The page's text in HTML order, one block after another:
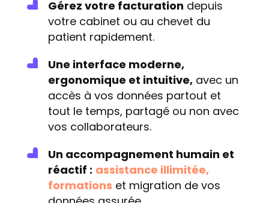
Gérez votre facturation depuis
votre cabinet ou au chevet du
patient rapidement.
Une interface moderne,
ergonomique et intuitive,avec un
accès à vos données partout et
tout le temps, partagé ou non avec
vos collaborateurs.
Un accompagnement humain et
réactif : assistance illimitée,
formations et migration de vos